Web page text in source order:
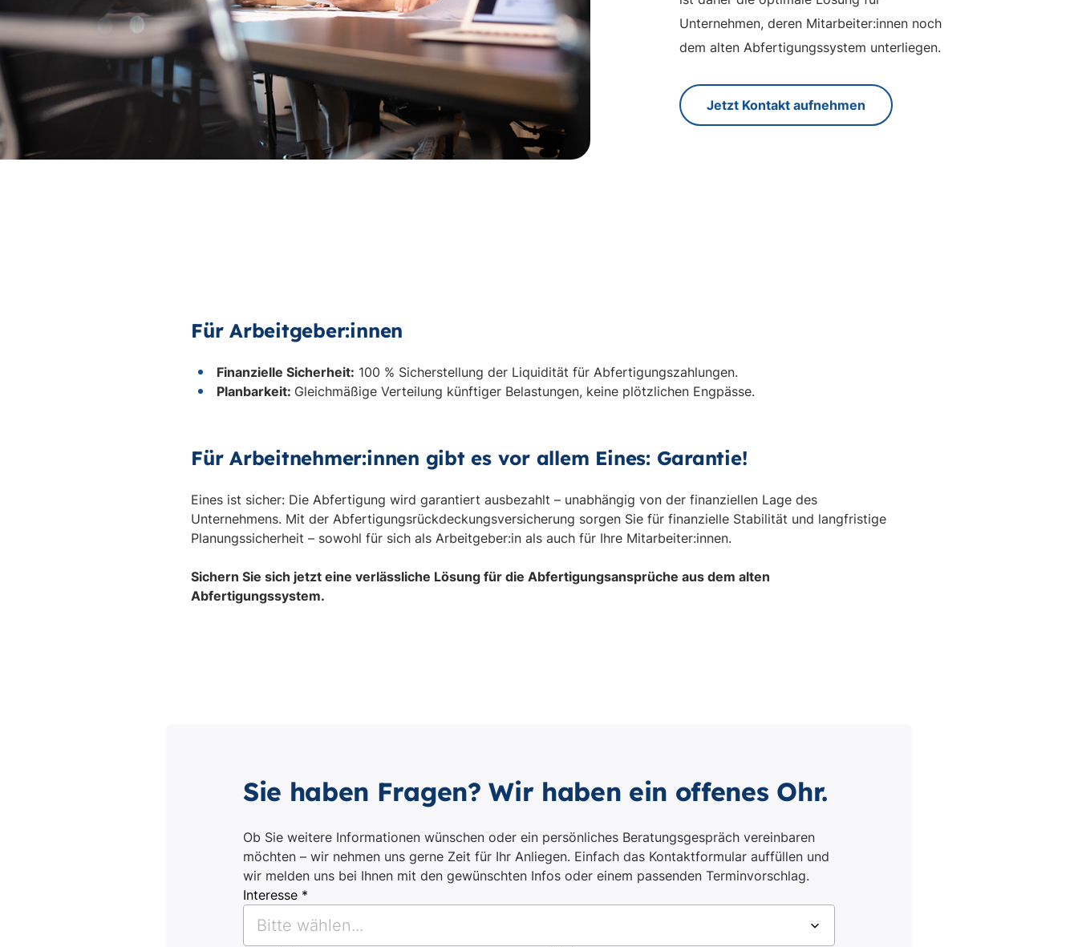
Sie haben Fragen? Wir haben ein offenes Ohr.
Ob Sie weitere Informationen wünschen oder ein persönliches Beratungsgespräch vereinbaren
möchten – wir nehmen uns gerne Zeit für Ihr Anliegen. Einfach das Kontaktformular auffüllen und
wir melden uns bei Ihnen mit den gewünschten Infos oder einem passenden Terminvorschlag.
Interesse *
Bitte wählen...